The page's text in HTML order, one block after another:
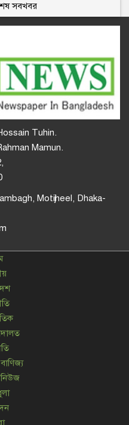
সবখবর
Tuhin.
Mamun.
Motijheel, Dhaka-
নিউজ